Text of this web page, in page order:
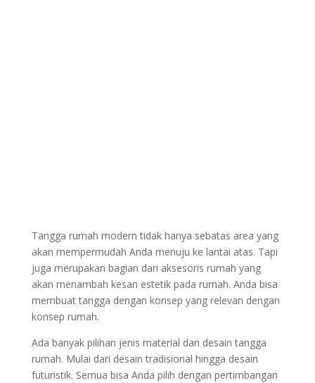
Tangga rumah modern tidak hanya sebatas area yang
akan mempermudah Anda menuju ke lantai atas. Tapi
juga merupakan bagian dari aksesoris rumah yang
akan menambah kesan estetik pada rumah. Anda bisa
membuat tangga dengan konsep yang relevan dengan
konsep rumah.
Ada banyak pilihan jenis material dan desain tangga
rumah. Mulai dari desain tradisional hingga desain
futuristik. Semua bisa Anda pilih dengan pertimbangan